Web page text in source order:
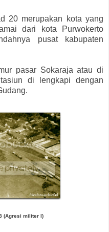
20 merupakan kota yang
dari kota Purwokerto
pusat kabupaten
pasar Sokaraja atau di
di lengkapi dengan
(Agresi militer I)